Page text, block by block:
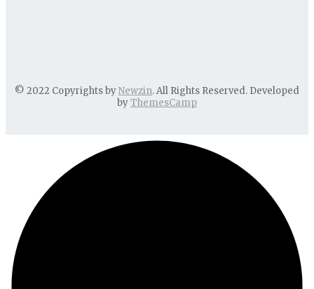
© 2022 Copyrights byNewzin. All Rights Reserved. Developed
byThemesCamp